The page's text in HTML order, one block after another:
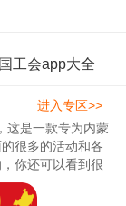
短视频、正版电
我们精心整理，
任何时间任何地
工会app大全
这是一款专为内蒙
很多的活动和各
你还可以看到很
进入专区>>